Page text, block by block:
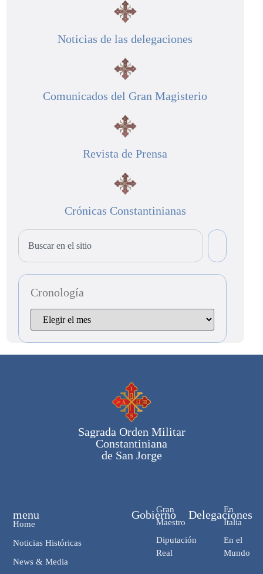
Noticias de las delegaciones
Comunicados del Gran Magisterio
Revista de Prensa
Crónicas Constantinianas
Cronología
Sagrada Orden Militar
Constantiniana
de San Jorge
Gobierno
Gran
Maestro
Diputación
Real
Delegaciones
En
Italia
En el
Mundo
menu
Home
Noticias Históricas
News & Media